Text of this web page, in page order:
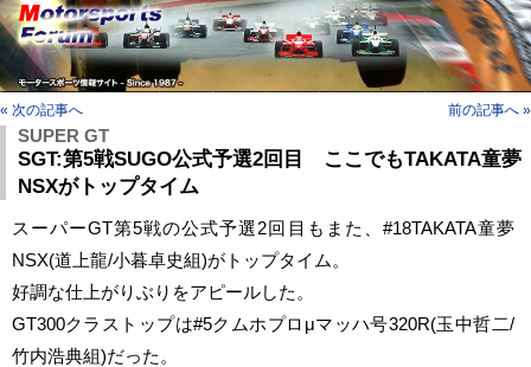
« 次の記事へ 前の記事へ »
SUPER GT
SGT:第5戦SUGO公式予選2回目 ここでもTAKATA童夢
NSXがトップタイム
スーパーGT第5戦の公式予選2回目もまた、#18TAKATA童夢
NSX(道上龍/小暮卓史組)がトップタイム。
好調な仕上がりぶりをアピールした。
GT300クラストップは#5クムホプロμマッハ号320R(玉中哲二/
竹内浩典組)だった。